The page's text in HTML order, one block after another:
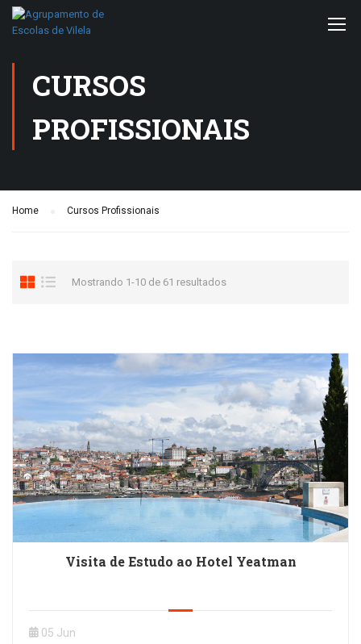
CURSOS
PROFISSIONAIS
Home Cursos Profissionais
Mostrando 1-10 de 61 resultados
Visita de Estudo ao Hotel Yeatman
05 Jun